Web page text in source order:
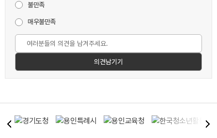
불만족
매우불만족